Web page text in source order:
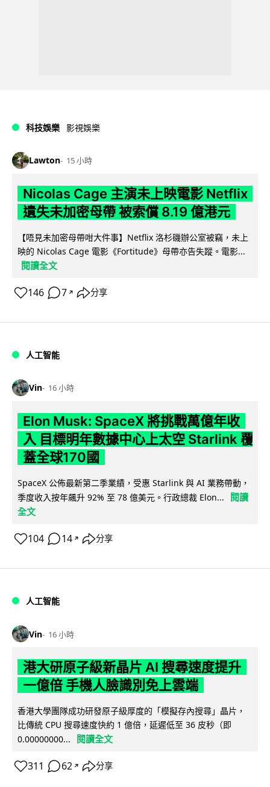
科技娛樂 影視娛樂
Lawton 15 小時
Nicolas Cage 主演未上映電影 Netflix
遺失未加密母帶 被索償 8.19 億港元
【唔見未加密母帶咁大件事】Netflix 洛杉磯辦公室被竊，未上
映的 Nicolas Cage 電影《Fortitude》母帶亦告失蹤。電影...
閱讀全文
146 7 ↗ 分享
人工智能
Vin 16 小時
Elon Musk: SpaceX 將挑戰萬億年收
入 目標明年數據中心上太空 Starlink 覆
蓋全球170國
SpaceX 公佈最新第二季業績，受惠 Starlink 與 AI 業務帶動，
季度收入按年飆升 92% 至 78 億美元。行政總裁 Elon...
閱讀
全文
104 14 ↗ 分享
人工智能
Vin 16 小時
港大研原子級新晶片 AI 搜尋速度提升
一億倍 手機人臉識別免上雲端
香港大學團隊成功研發原子級厚度的「模擬存內搜尋」晶片，
比傳統 CPU 搜尋速度快約 1 億倍，延遲低至 36 皮秒（即
0.00000000...
閱讀全文
311 62 ↗ 分享